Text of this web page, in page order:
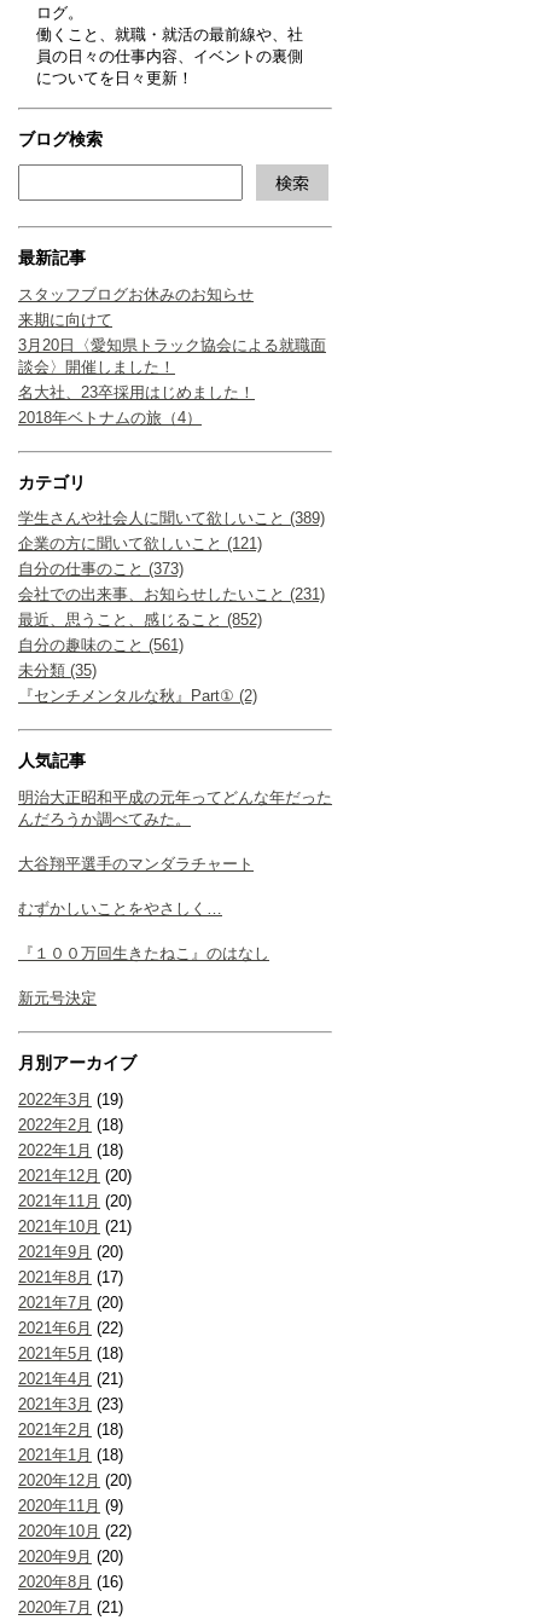
ログ。
働くこと、就職・就活の最前線や、社
員の日々の仕事内容、イベントの裏側
についてを日々更新！
ブログ検索
最新記事
スタッフブログお休みのお知らせ
来期に向けて
3月20日〈愛知県トラック協会による就職面
談会〉開催しました！
名大社、23卒採用はじめました！
2018年ベトナムの旅（4）
カテゴリ
学生さんや社会人に聞いて欲しいこと (389)
企業の方に聞いて欲しいこと (121)
自分の仕事のこと (373)
会社での出来事、お知らせしたいこと (231)
最近、思うこと、感じること (852)
自分の趣味のこと (561)
未分類 (35)
『センチメンタルな秋』Part① (2)
人気記事
明治大正昭和平成の元年ってどんな年だった
んだろうか調べてみた。
大谷翔平選手のマンダラチャート
むずかしいことをやさしく…
『１００万回生きたねこ』のはなし
新元号決定
月別アーカイブ
2022年3月 (19)
2022年2月 (18)
2022年1月 (18)
2021年12月 (20)
2021年11月 (20)
2021年10月 (21)
2021年9月 (20)
2021年8月 (17)
2021年7月 (20)
2021年6月 (22)
2021年5月 (18)
2021年4月 (21)
2021年3月 (23)
2021年2月 (18)
2021年1月 (18)
2020年12月 (20)
2020年11月 (9)
2020年10月 (22)
2020年9月 (20)
2020年8月 (16)
2020年7月 (21)